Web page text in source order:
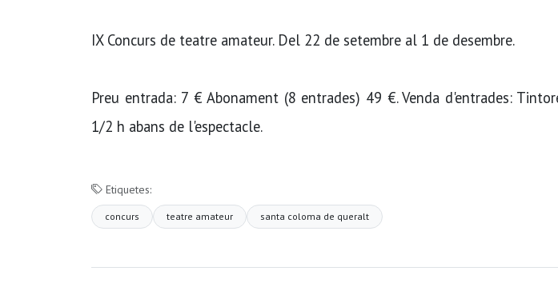
IX Concurs de teatre amateur. Del 22 de setembre al 1 de desembre.
Preu entrada: 7 € Abonament (8 entrades) 49 €. Venda d'entrades:
1/2 h abans de l'espectacle.
Etiquetes:
concurs teatre amateur santa coloma de queralt